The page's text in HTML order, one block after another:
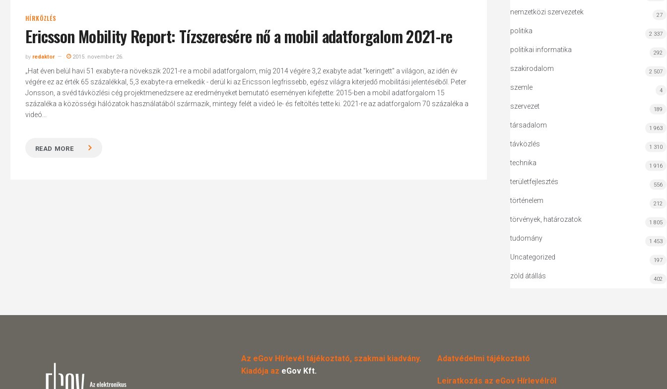
HÍRKÖZLÉS
Ericsson Mobility Report: Tízszeresére nő a mobil adatforgalom 2021-re
by redaktor 2015. november 26.
„Hat éven belül havi 51 exabyte-ra növekszik 2021-re a mobil adatforgalom, míg 2014 végére 3,2 exabyte adat "keringett" a világon, az idén év
végére ez az érték 65 százalékkal, 5,3 exabyte-ra emelkedik - derül ki az Ericsson legfrissebb, egész világra kiterjedő mobilitási jelentéséből. Peter
Jonsson, a svéd távközlési cég projektmenedzsere az eredményeket bemutató eseményen kifejtette: 2015-ben a mobil adatforgalom 15
százaléka a közösségi hálózatok használatából származik, mintegy felét a videó le- és feltöltés tette ki. 2021-re az adatforgalom 70 százaléka a
videó...
READ MORE
nemzetközi szervezetek 27
politika 2 337
politikai informatika 292
szakirodalom 2 507
szemle 4
szervezet 189
társadalom 1 963
távközlés 1 310
technika 1 916
területfejlesztés 556
történelem 212
törvények, határozatok 1 805
tudomány 1 453
Uncategorized 197
zöld átállás 402
Az eGov Hírlevél tájékoztató, szakmai kiadvány.
Kiadója az eGov Kft.
Adatvédelmi tájékoztató
Leiratkozás az eGov Hírlevélről